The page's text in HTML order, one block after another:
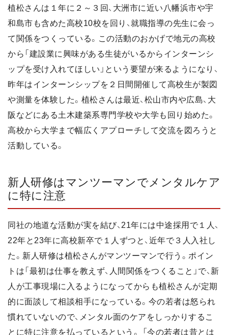
植松さんは１年に２～３回、大洲市に近い八幡浜市や宇
和島市も含めた高校10校を回り、就職指導の先生に会っ
て関係をつくっている。この活動のおかげで地元の高校
から「建設業に興味がある生徒がいるからインターンシ
ップを受け入れてほしい」という要望が来るようになり、
昨年はインターンシップを２日間開催して高校生が製図
や測量を体験した。植松さんは最近、松山市内や広島、大
阪などにある土木建築系専門学校や大学も回り始めた。
高校から大学まで幅広くアプローチして交流を図ろうと
活動している。
新人研修はマンツーマンでメンタルケア
に特に注意
同社の地道な活動が実を結び、21年には中途採用で１人、
22年と23年に高校新卒で１人ずつと、近年で３人入社し
た。新人研修は植松さんがマンツーマンで行う。ポイン
トは「最初は仕事を教えず、人間関係をつくること」で、新
人が工事現場に入るようになってからも植松さんが定期
的に面談して相談相手になっている。今の若者は怒られ
慣れていないので、メンタル面のケアをしっかりするこ
とに特に注意を払っているという。 「今の若者は昔とは